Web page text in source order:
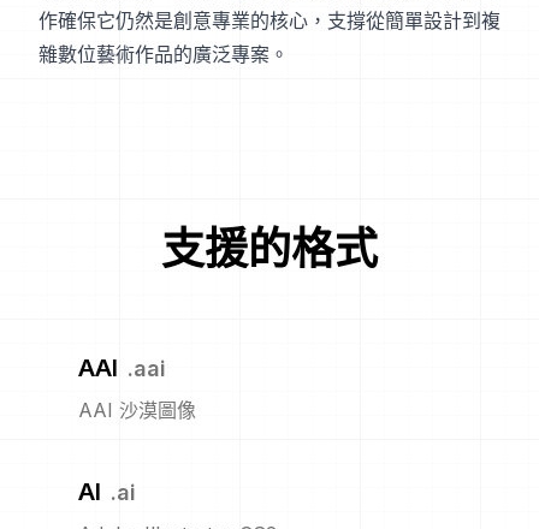
作確保它仍然是創意專業的核心，支撐從簡單設計到複
雜數位藝術作品的廣泛專案。
支援的格式
AAI .aai
AAI 沙漠圖像
AI .ai